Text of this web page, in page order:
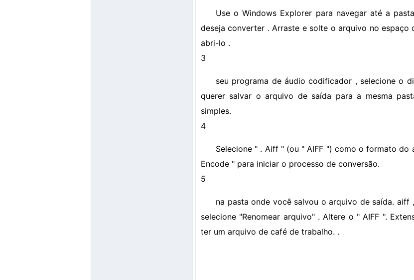
Use o Windows Explorer para navegar até a
deseja converter . Arraste e solte o arquivo no
abri-lo .
3
seu programa de áudio codificador , selecione o
querer salvar o arquivo de saída para a mesma
simples.
4
Selecione " . Aiff " (ou " AIFF ") como o formato do
Encode " para iniciar o processo de conversão.
5
na pasta onde você salvou o arquivo de saída.
selecione "Renomear arquivo" . Altere o " AIFF ".
ter um arquivo de café de trabalho. .